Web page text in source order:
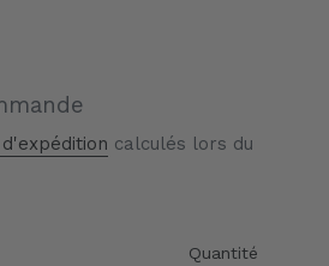
d'expédition calculés lors du
Quantité